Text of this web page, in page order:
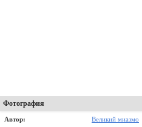
Фотография
Автор: Bеликий миазмо